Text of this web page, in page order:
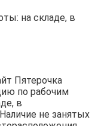
на складе, в
Пятерочка
по рабочим
в
не занятых